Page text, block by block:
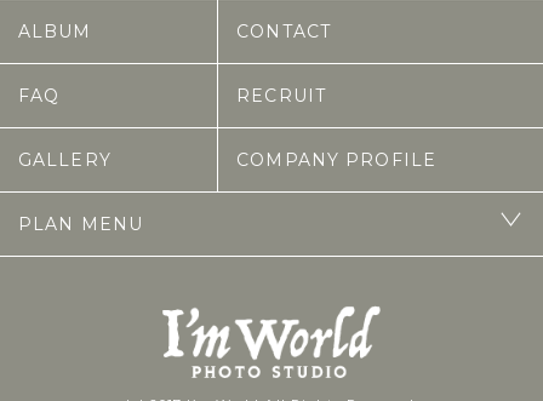
ALBUM
FAQ
GALLERY
CONTACT
RECRUIT
COMPANY PROFILE
PLAN MENU